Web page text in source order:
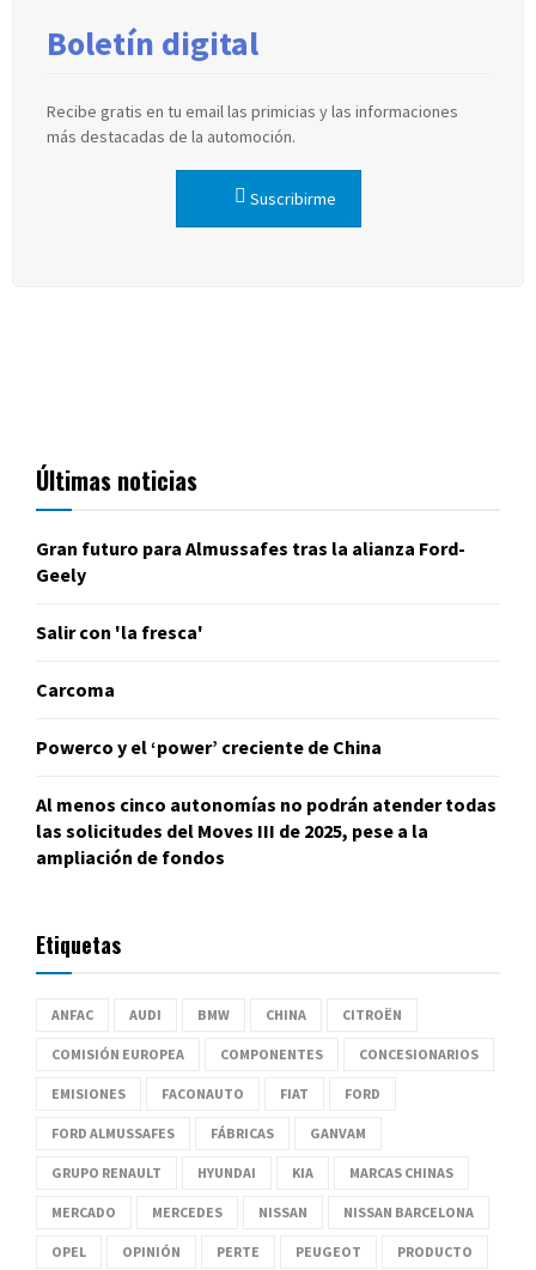
Boletín digital
Recibe gratis en tu email las primicias y las informaciones
más destacadas de la automoción.
Suscribirme
Últimas noticias
Gran futuro para Almussafes tras la alianza Ford-
Geely
Salir con 'la fresca'
Carcoma
Powerco y el ‘power’ creciente de China
Al menos cinco autonomías no podrán atender todas
las solicitudes del Moves III de 2025, pese a la
ampliación de fondos
Etiquetas
ANFAC AUDI BMW CHINA CITROËN
COMISIÓN EUROPEA COMPONENTES CONCESIONARIOS
EMISIONES FACONAUTO FIAT FORD
FORD ALMUSSAFES FÁBRICAS GANVAM
GRUPO RENAULT HYUNDAI KIA MARCAS CHINAS
MERCADO MERCEDES NISSAN NISSAN BARCELONA
OPEL OPINIÓN PERTE PEUGEOT PRODUCTO